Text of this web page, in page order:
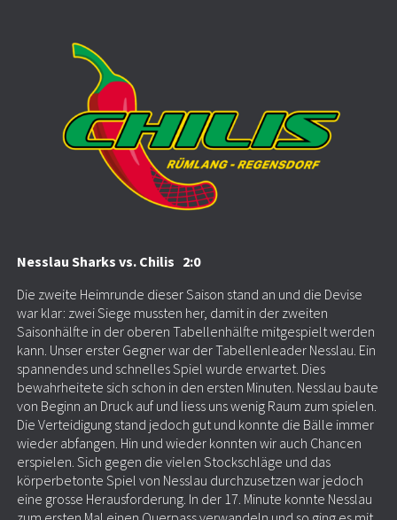
Nesslau Sharks vs. Chilis 2:0
Die zweite Heimrunde dieser Saison stand an und die Devise
war klar: zwei Siege mussten her, damit in der zweiten
Saisonhälfte in der oberen Tabellenhälfte mitgespielt werden
kann. Unser erster Gegner war der Tabellenleader Nesslau. Ein
spannendes und schnelles Spiel wurde erwartet. Dies
bewahrheitete sich schon in den ersten Minuten. Nesslau baute
von Beginn an Druck auf und liess uns wenig Raum zum spielen.
Die Verteidigung stand jedoch gut und konnte die Bälle immer
wieder abfangen. Hin und wieder konnten wir auch Chancen
erspielen. Sich gegen die vielen Stockschläge und das
körperbetonte Spiel von Nesslau durchzusetzen war jedoch
eine grosse Herausforderung. In der 17. Minute konnte Nesslau